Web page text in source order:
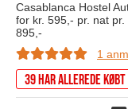
Casablanca Hostel
for kr. 595,- pr. nat
895,-
1
39 har allerede købt